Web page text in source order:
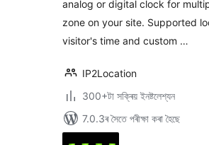
analog or digital clock for
zone on your site. Supported
visitor's time and custom …
IP2Location
300+টা সক্ৰিয় ইনষ্টলেশ্যন
7.0.3ৰ সৈতে পৰীক্ষা কৰা হৈছে